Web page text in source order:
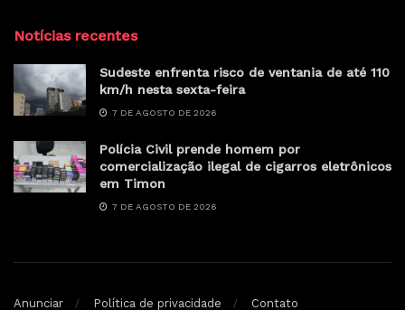
Notícias recentes
Sudeste enfrenta risco de ventania de até 110
km/h nesta sexta-feira
7 DE AGOSTO DE 2026
Polícia Civil prende homem por
comercialização ilegal de cigarros eletrônicos
em Timon
7 DE AGOSTO DE 2026
Anunciar Política de privacidade Contato